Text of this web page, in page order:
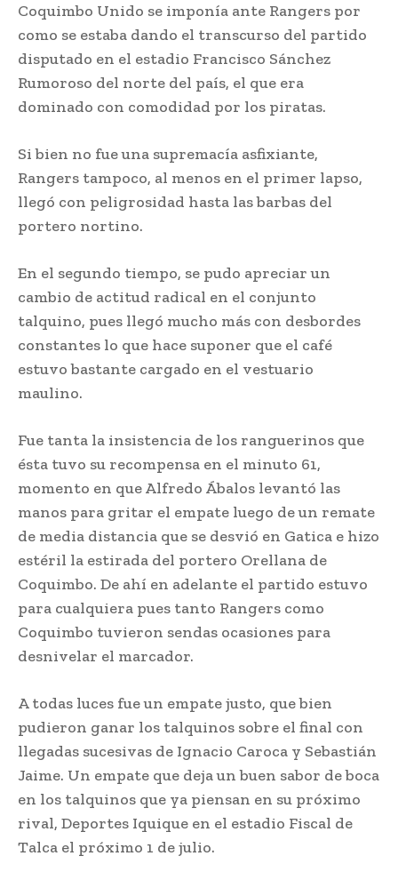
Coquimbo Unido se imponía ante Rangers por
como se estaba dando el transcurso del partido
disputado en el estadio Francisco Sánchez
Rumoroso del norte del país, el que era
dominado con comodidad por los piratas.
Si bien no fue una supremacía asfixiante,
Rangers tampoco, al menos en el primer lapso,
llegó con peligrosidad hasta las barbas del
portero nortino.
En el segundo tiempo, se pudo apreciar un
cambio de actitud radical en el conjunto
talquino, pues llegó mucho más con desbordes
constantes lo que hace suponer que el café
estuvo bastante cargado en el vestuario
maulino.
Fue tanta la insistencia de los ranguerinos que
ésta tuvo su recompensa en el minuto 61,
momento en que Alfredo Ábalos levantó las
manos para gritar el empate luego de un remate
de media distancia que se desvió en Gatica e hizo
estéril la estirada del portero Orellana de
Coquimbo. De ahí en adelante el partido estuvo
para cualquiera pues tanto Rangers como
Coquimbo tuvieron sendas ocasiones para
desnivelar el marcador.
A todas luces fue un empate justo, que bien
pudieron ganar los talquinos sobre el final con
llegadas sucesivas de Ignacio Caroca y Sebastián
Jaime. Un empate que deja un buen sabor de boca
en los talquinos que ya piensan en su próximo
rival, Deportes Iquique en el estadio Fiscal de
Talca el próximo 1 de julio.